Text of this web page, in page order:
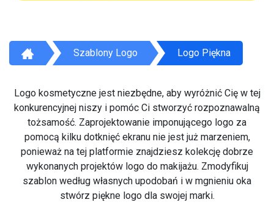
Szablony Logo Logo Piękna
Logo kosmetyczne jest niezbędne, aby wyróżnić Cię w tej
konkurencyjnej niszy i pomóc Ci stworzyć rozpoznawalną
tożsamość. Zaprojektowanie imponującego logo za
pomocą kilku dotknięć ekranu nie jest już marzeniem,
ponieważ na tej platformie znajdziesz kolekcję dobrze
wykonanych projektów logo do makijażu. Zmodyfikuj
szablon według własnych upodobań i w mgnieniu oka
stwórz piękne logo dla swojej marki.